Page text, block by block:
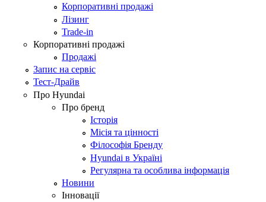
Корпоративні продажі
Лізинг
Trade-in
Корпоративні продажі
Продажі
Запис на сервіс
Тест-Драйв
Про Hyundai
Про бренд
Історія
Місія та цінності
Філософія Бренду
Hyundai в Україні
Регулярна та особлива інформація
Новини
Інновації